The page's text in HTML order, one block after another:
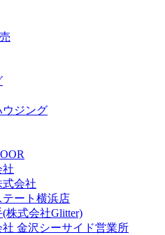
ウジング
社
会社
ート横浜店
株式会社Glitter)
金沢シーサイド営業所